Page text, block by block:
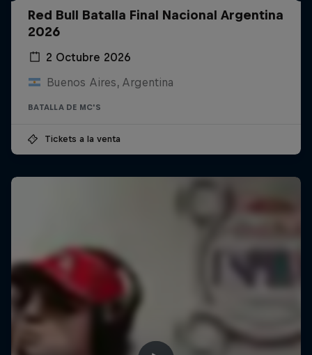
Red Bull Batalla Final Nacional Argentina
2026
2 Octubre 2026
Buenos Aires, Argentina
BATALLA DE MC'S
Tickets a la venta